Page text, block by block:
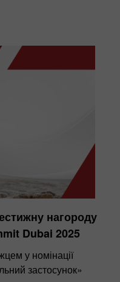
нагороду
Dubai 2025
у номінації
застосунок»